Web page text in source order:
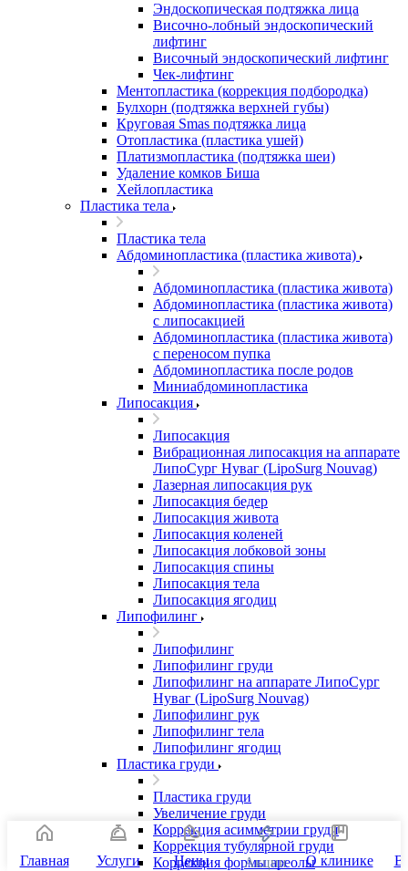
Эндоскопическая подтяжка лица
Височно-лобный эндоскопический
лифтинг
Височный эндоскопический лифтинг
Чек-лифтинг
Ментопластика (коррекция подбородка)
Булхорн (подтяжка верхней губы)
Круговая Smas подтяжка лица
Отопластика (пластика ушей)
Платизмопластика (подтяжка шеи)
Удаление комков Биша
Хейлопластика
Пластика тела
Пластика тела
Абдоминопластика (пластика живота)
Абдоминопластика (пластика живота)
Абдоминопластика (пластика живота)
с липосакцией
Абдоминопластика (пластика живота)
с переносом пупка
Абдоминопластика после родов
Миниабдоминопластика
Липосакция
Липосакция
Вибрационная липосакция на аппарате
ЛипоСург Нуваг (LipoSurg Nouvag)
Лазерная липосакция рук
Липосакция бедер
Липосакция живота
Липосакция коленей
Липосакция лобковой зоны
Липосакция спины
Липосакция тела
Липосакция ягодиц
Липофилинг
Липофилинг
Липофилинг груди
Липофилинг на аппарате ЛипоСург
Нуваг (LipoSurg Nouvag)
Липофилинг рук
Липофилинг тела
Липофилинг ягодиц
Пластика груди
Пластика груди
Увеличение груди
Коррекция асимметрии груди
Коррекция тубулярной груди
Коррекция формы ареолы
Главная Услуги Цены Акции О клинике